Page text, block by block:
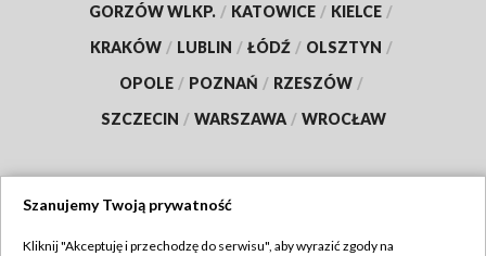
GORZÓW WLKP. / KATOWICE / KIELCE /
KRAKÓW / LUBLIN / ŁÓDŹ / OLSZTYN /
OPOLE / POZNAŃ / RZESZÓW /
SZCZECIN / WARSZAWA / WROCŁAW
Szanujemy Twoją prywatność
Kliknij "Akceptuję i przechodzę do serwisu", aby wyrazić zgody na